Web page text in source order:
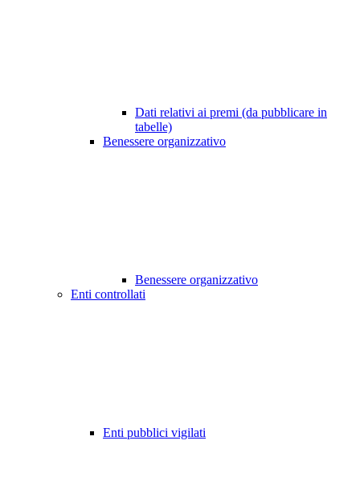
Dati relativi ai premi (da pubblicare in
tabelle)
Benessere organizzativo
Benessere organizzativo
Enti controllati
Enti pubblici vigilati